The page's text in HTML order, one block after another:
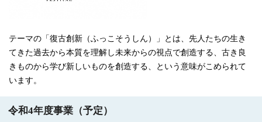
テーマの「復古創新（ふっこそうしん）」とは、先人たちの生き
てきた過去から本質を理解し未来からの視点で創造する、古き良
きものから学び新しいものを創造する、という意味がこめられて
います。
令和4年度事業（予定）